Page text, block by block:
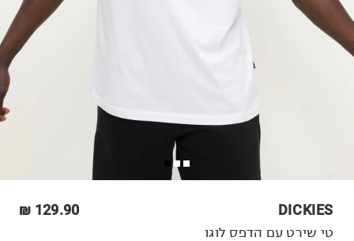
DICKIES
129.90 ₪
טי שירט עם הדפס לוגו